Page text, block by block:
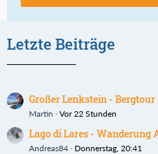
Letzte Beiträge
Großer Lenkstein -
Martin Vor 22 Stunden
Lago di Lares - Wanderung
Andreas84 Donnerstag, 20:41